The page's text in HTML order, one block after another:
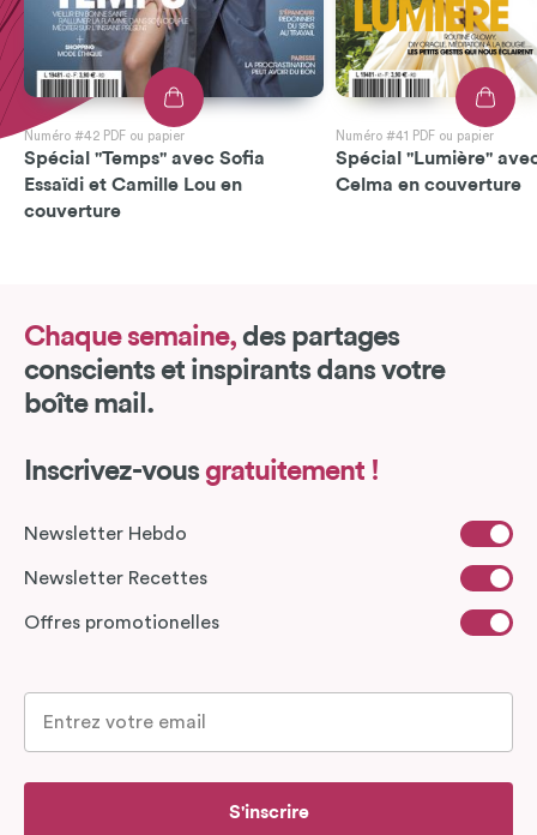
Numéro #42 PDF ou papier
Spécial "Temps" avec Sofia
Essaïdi et Camille Lou en
couverture
Numéro #41 PDF ou papier
Spécial "Lumière"
Celma en couverture
Chaque semaine, des partages
conscients et inspirants dans votre
boîte mail.
Inscrivez-vous gratuitement !
Newsletter Hebdo
Newsletter Recettes
Offres promotionelles
S'inscrire